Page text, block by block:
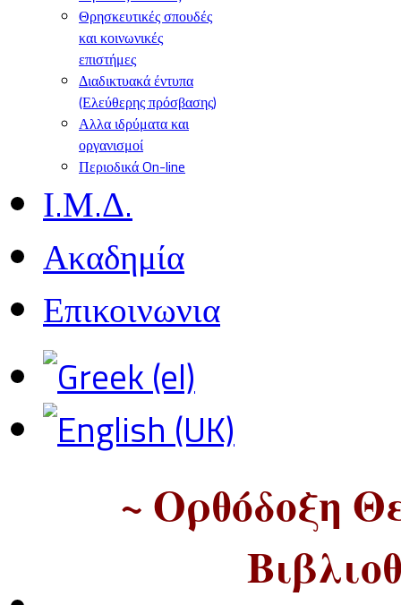
Θρησκευτικές σπουδές
και κοινωνικές
επιστήμες
Διαδικτυακά έντυπα
(Ελεύθερης πρόσβασης)
Αλλα ιδρύματα και
οργανισμοί
Περιοδικά On-line
Ι.Μ.Δ.
Ακαδημία
Επικοινωνια
~ Ορθόδοξη